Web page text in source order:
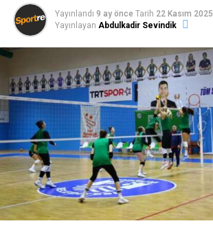
Yayınlandı 9 ay önce Tarih 22 Kasım 2025
Yayınlayan Abdulkadir Sevindik